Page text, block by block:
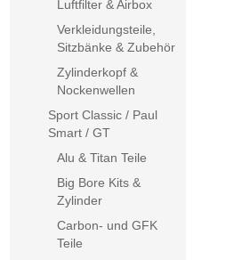
Luftfilter & Airbox
Verkleidungsteile,
Sitzbänke & Zubehör
Zylinderkopf &
Nockenwellen
Sport Classic / Paul
Smart / GT
Alu & Titan Teile
Big Bore Kits &
Zylinder
Carbon- und GFK
Teile